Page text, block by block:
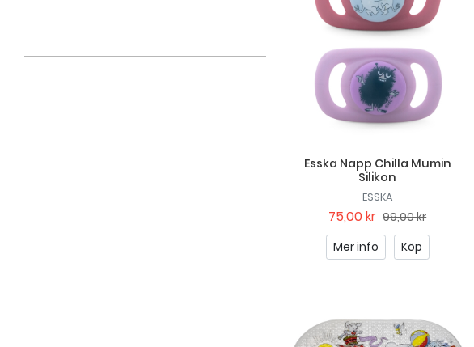
Esska Napp Chilla Mumin
Silikon
ESSKA
75,00 kr 99,00 kr
Mer info
Köp